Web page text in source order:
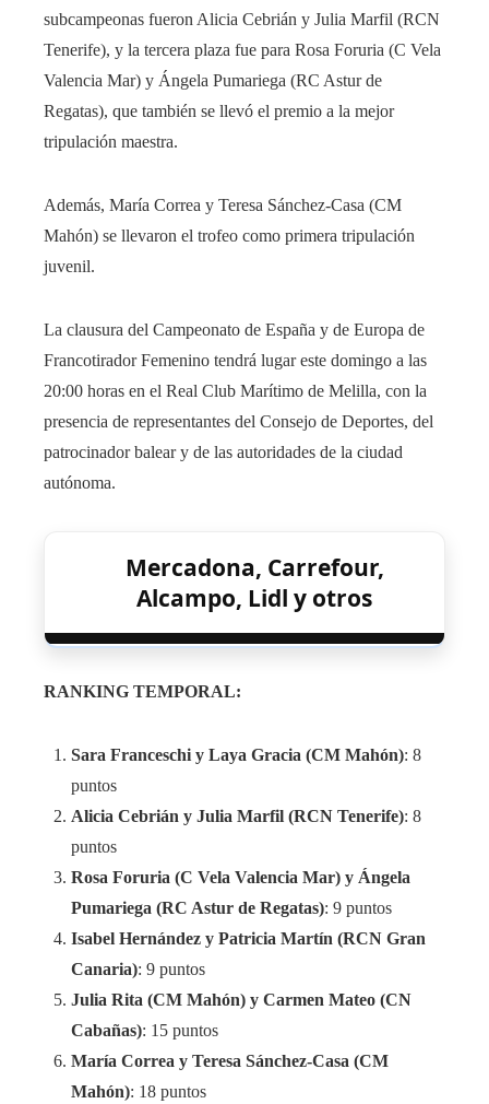
subcampeonas fueron Alicia Cebrián y Julia Marfil (RCN
Tenerife), y la tercera plaza fue para Rosa Foruria (C Vela
Valencia Mar) y Ángela Pumariega (RC Astur de
Regatas), que también se llevó el premio a la mejor
tripulación maestra.
Además, María Correa y Teresa Sánchez-Casa (CM
Mahón) se llevaron el trofeo como primera tripulación
juvenil.
La clausura del Campeonato de España y de Europa de
Francotirador Femenino tendrá lugar este domingo a las
20:00 horas en el Real Club Marítimo de Melilla, con la
presencia de representantes del Consejo de Deportes, del
patrocinador balear y de las autoridades de la ciudad
autónoma.
Mercadona, Carrefour,
Alcampo, Lidl y otros
RANKING TEMPORAL:
Sara Franceschi y Laya Gracia (CM Mahón): 8
puntos
Alicia Cebrián y Julia Marfil (RCN Tenerife): 8
puntos
Rosa Foruria (C Vela Valencia Mar) y Ángela
Pumariega (RC Astur de Regatas): 9 puntos
Isabel Hernández y Patricia Martín (RCN Gran
Canaria): 9 puntos
Julia Rita (CM Mahón) y Carmen Mateo (CN
Cabañas): 15 puntos
María Correa y Teresa Sánchez-Casa (CM
Mahón): 18 puntos